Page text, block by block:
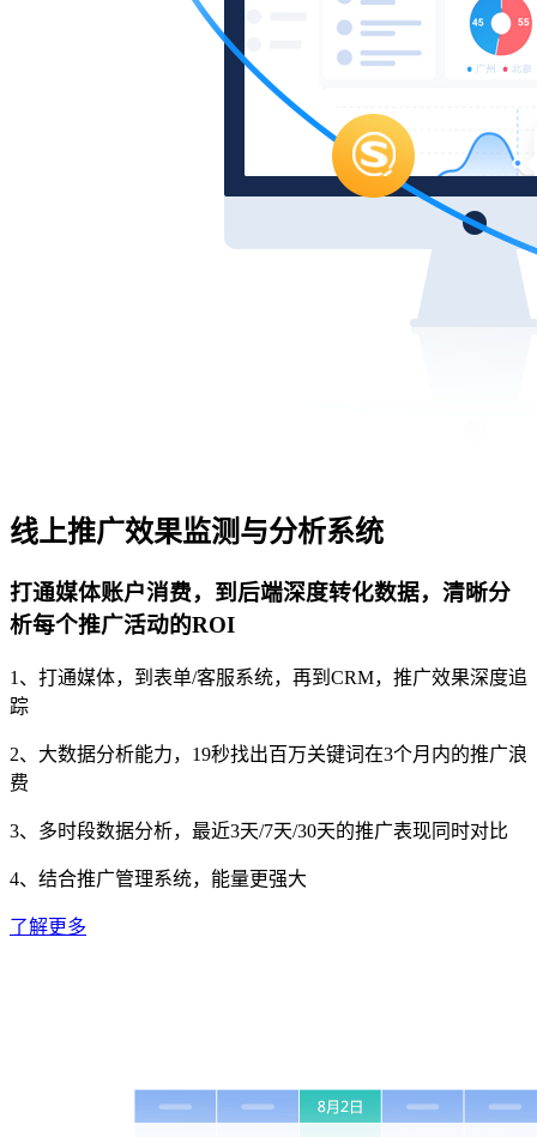
线上推广效果监测与分析系统
打通媒体账户消费，到后端深度转化数据，清晰分
析每个推广活动的ROI
1、打通媒体，到表单/客服系统，再到CRM，推广效果深度追
踪
2、大数据分析能力，19秒找出百万关键词在3个月内的推广浪
费
3、多时段数据分析，最近3天/7天/30天的推广表现同时对比
4、结合推广管理系统，能量更强大
了解更多